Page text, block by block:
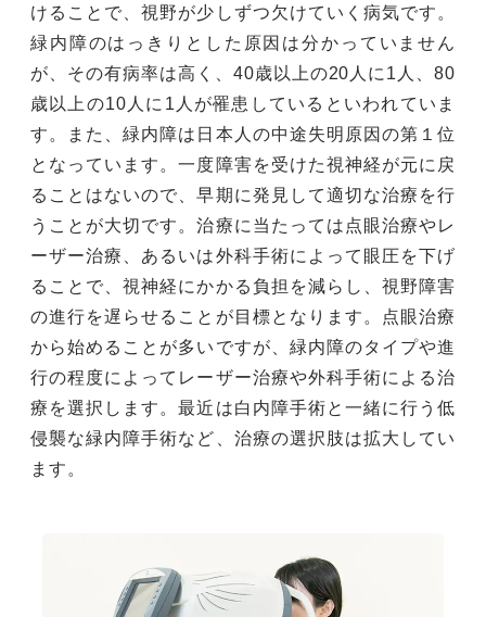
けることで、視野が少しずつ欠けていく病気です。
緑内障のはっきりとした原因は分かっていません
が、その有病率は高く、40歳以上の20人に1人、80
歳以上の10人に1人が罹患しているといわれていま
す。また、緑内障は日本人の中途失明原因の第１位
となっています。一度障害を受けた視神経が元に戻
ることはないので、早期に発見して適切な治療を行
うことが大切です。治療に当たっては点眼治療やレ
ーザー治療、あるいは外科手術によって眼圧を下げ
ることで、視神経にかかる負担を減らし、視野障害
の進行を遅らせることが目標となります。点眼治療
から始めることが多いですが、緑内障のタイプや進
行の程度によってレーザー治療や外科手術による治
療を選択します。最近は白内障手術と一緒に行う低
侵襲な緑内障手術など、治療の選択肢は拡大してい
ます。